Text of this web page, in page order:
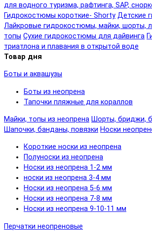
для водного туризма, рафтинга, SAP,
Гидрокостюмы короткие- Shorty Детские
Лайкровые гидрокостюмы, майки, шорты,
топы Сухие гидрокостюмы для дайвинга
триатлона и плавания в открытой воде
Товар дня
Боты и аквашузы
Боты из неопрена
Тапочки пляжные для кораллов
Майки, топы из неопрена Шорты, бриджи,
Шапочки, банданы, повязки Носки
Короткие носки из неопрена
Полуноски из неопрена
Носки из неопрена 1-2 мм
носки из неопрена 3-4 мм
Носки из неопрена 5-6 мм
Носки из неопрена 7-8 мм
Носки из неопрена 9-10-11 мм
Перчатки неопреновые